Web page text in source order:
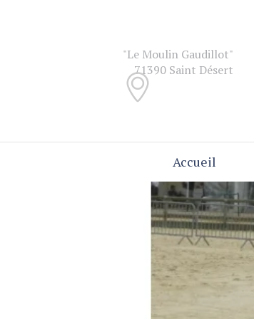
"Le Moulin Gaudillot"
71390 Saint Désert
Accueil